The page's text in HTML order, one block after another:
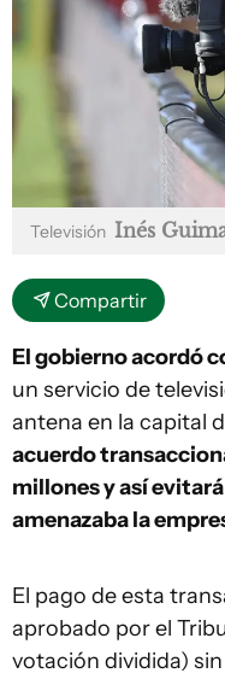
Televisión Inés
Compartir
El gobierno acordó
un servicio de
antena en la capital
acuerdo
millones y así
amenazaba la
El pago de esta
aprobado por el
votación dividida)